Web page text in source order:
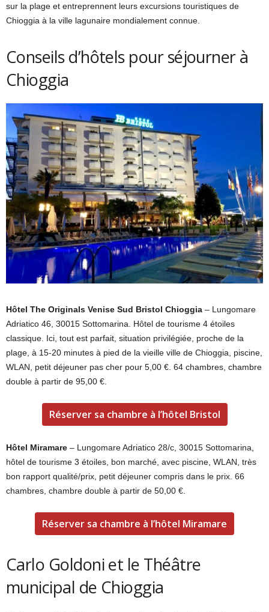
sur la plage et entreprennent leurs excursions touristiques de
Chioggia à la ville lagunaire mondialement connue.
Conseils d’hôtels pour séjourner à
Chioggia
Hôtel The Originals Venise Sud Bristol Chioggia – Lungomare
Adriatico 46, 30015 Sottomarina. Hôtel de tourisme 4 étoiles
classique. Ici, tout est parfait, situation privilégiée, proche de la
plage, à 15-20 minutes à pied de la vieille ville de Chioggia, piscine,
WLAN, petit déjeuner pas cher pour 5,00 €. 64 chambres, chambre
double à partir de 95,00 €.
Réserver sa chambre à l’hôtel Bristol
Hôtel Miramare – Lungomare Adriatico 28/c, 30015 Sottomarina,
hôtel de tourisme 3 étoiles, bon marché, avec piscine, WLAN, très
bon rapport qualité/prix, petit déjeuner compris dans le prix. 66
chambres, chambre double à partir de 50,00 €.
Réserver sa chambre à l’hôtel Miramare
Carlo Goldoni et le Théâtre
municipal de Chioggia